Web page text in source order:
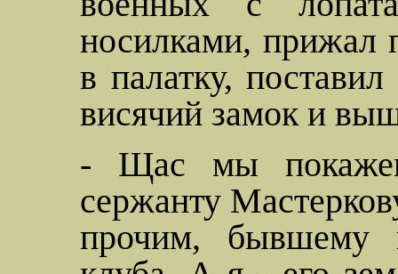
носилками, прижал
в палатку,
висячий замок и
- Щас мы
сержанту
прочим, бывшему